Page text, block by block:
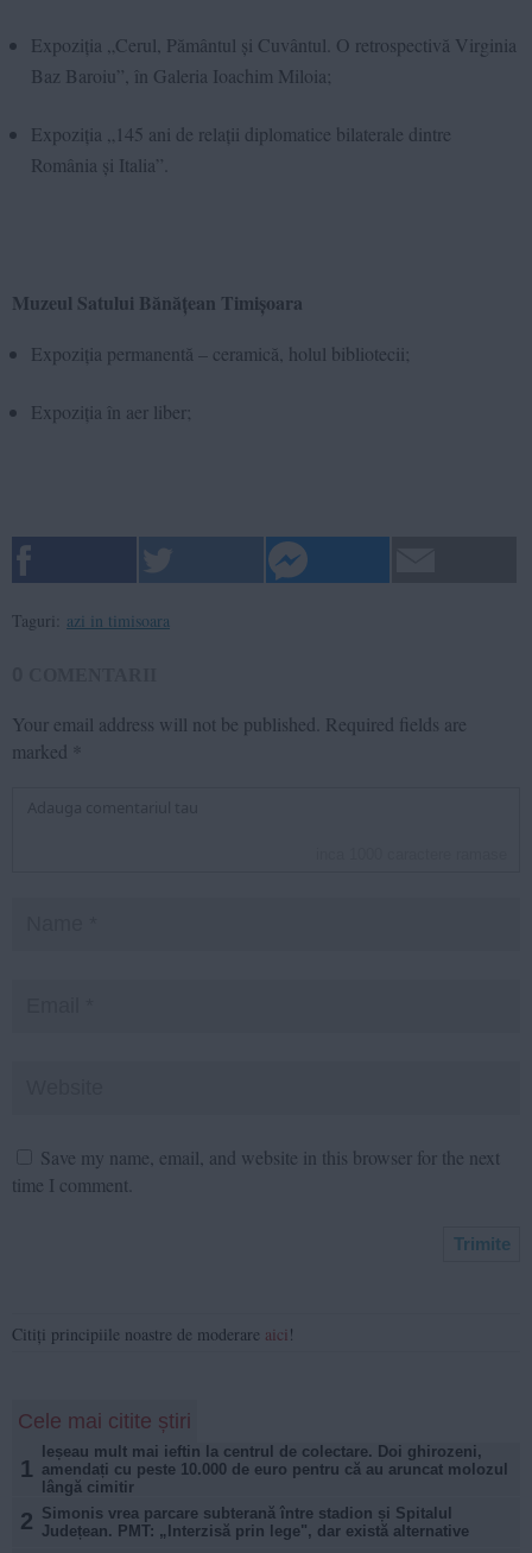
Expoziția „Cerul, Pământul și Cuvântul. O retrospectivă Virginia
Baz Baroiu”, în Galeria Ioachim Miloia;
Expoziția „145 ani de relații diplomatice bilaterale dintre
România și Italia”.
Muzeul Satului Bănățean Timișoara
Expoziția permanentă – ceramică, holul bibliotecii;
Expoziția în aer liber;
Taguri: azi in timisoara
Your email address will not be published. Required fields are
marked *
Save my name, email, and website in this browser for the next
time I comment.
Citiți principiile noastre de moderare aici !
Cele mai citite știri
1
Ieșeau mult mai ieftin la centrul de colectare. Doi ghirozeni,
amendați cu peste 10.000 de euro pentru că au aruncat molozul
lângă cimitir
2 Simonis vrea parcare subterană între stadion și Spitalul
Județean. PMT: „Interzisă prin lege", dar există alternative